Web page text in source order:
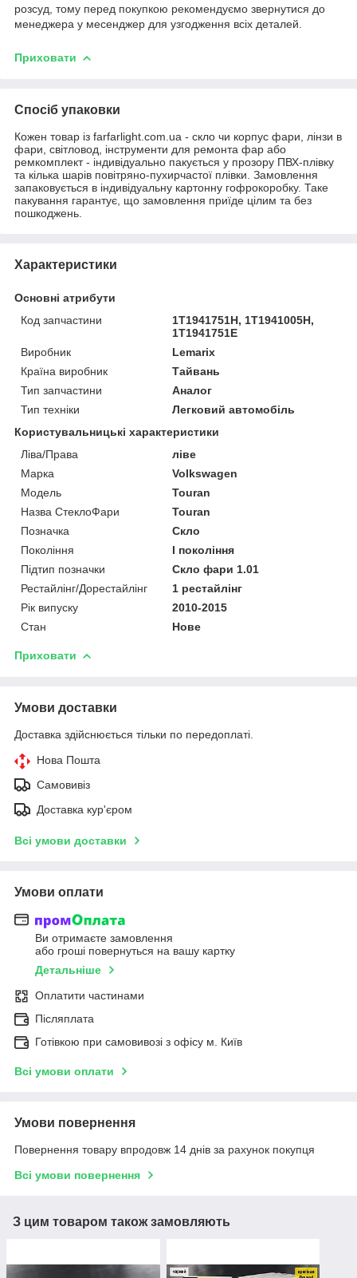
розсуд, тому перед покупкою рекомендуємо звернутися до
менеджера у месенджер для узгодження всіх деталей.
Приховати
Спосіб упаковки
Кожен товар із farfarlight.com.ua - скло чи корпус фари, лінзи в
фари, світловод, інструменти для ремонта фар або
ремкомплект - індивідуально пакується у прозору ПВХ-плівку
та кілька шарів повітряно-пухирчастої плівки. Замовлення
запаковується в індивідуальну картонну гофрокоробку. Таке
пакування гарантує, що замовлення приїде цілим та без
пошкоджень.
Характеристики
Основні атрибути
Код запчастини
1T1941751H, 1T1941005H,
1T1941751E
Виробник
Lemarix
Країна виробник
Тайвань
Тип запчастини
Аналог
Тип техніки
Легковий автомобіль
Користувальницькі характеристики
Ліва/Права
ліве
Марка
Volkswagen
Мoдель
Touran
Назва СтеклоФари
Touran
Позначка
Скло
Покоління
I покоління
Підтип позначки
Скло фари 1.01
Рестайлінг/Дорестайлінг
1 рестайлінг
Рік випуску
2010-2015
Стан
Нове
Приховати
Умови доставки
Доставка здійснюється тільки по передоплаті.
Нова Пошта
Самовивіз
Доставка кур'єром
Всі умови доставки
Умови оплати
Ви отримаєте замовлення
або гроші повернуться на вашу картку
Детальніше
Оплатити частинами
Післяплата
Готівкою при самовивозі з офісу м. Київ
Всі умови оплати
Умови повернення
Повернення товару впродовж 14 днів за рахунок покупця
Всі умови повернення
З цим товаром також замовляють